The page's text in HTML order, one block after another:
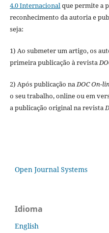
4.0 Internacionalque permite a
reconhecimento da autoria e
seja:
1) Ao submeter um artigo, os
primeira publicação à revista
2) Após publicação naDOC On-
o seu trabalho, online ou em
a publicação original na revista
Open Journal Systems
Idioma
English